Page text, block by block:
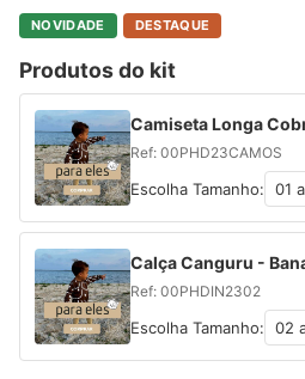
NOVIDADE DESTAQUE
Produtos do kit
Camiseta Longa
Ref: 00PHD23CAMOS
Escolha Tamanho: 01
Calça Canguru -
Ref: 00PHDIN2302
Escolha Tamanho: 02